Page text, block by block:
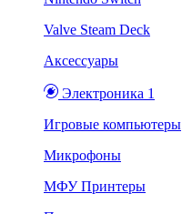
Valve Steam Deck
Аксессуары
Электроника 1
Игровые компьютеры
Микрофоны
МФУ Принтеры